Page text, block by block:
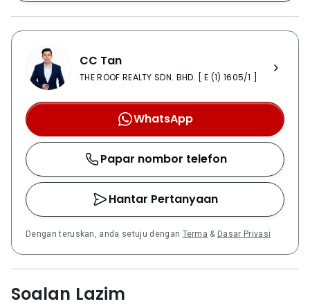
CC Tan
THE ROOF REALTY SDN. BHD. [ E (1) 1605/1 ]
WhatsApp
Papar nombor telefon
Hantar Pertanyaan
Dengan teruskan, anda setuju dengan Terma & Dasar Privasi
Soalan Lazim